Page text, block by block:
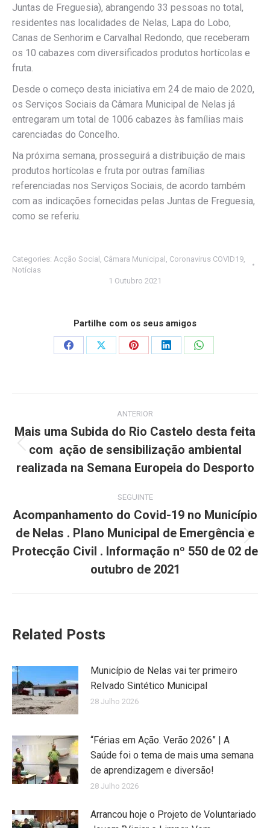
Juntas de Freguesia), abrangendo 33 pessoas no total,
residentes nas localidades de Nelas, Lapa do Lobo,
Canas de Senhorim e Carvalhal Redondo, que receberam
os 10 cabazes com diversificados produtos hortícolas e
fruta.
Desde o começo desta iniciativa em 24 de maio de 2020,
os Serviços Sociais da Câmara Municipal de Nelas já
entregaram um total de 1006 cabazes às famílias mais
carenciadas do Concelho.
Na próxima semana, prosseguirá a distribuição de mais
produtos hortícolas e fruta por outras famílias
referenciadas nos Serviços Sociais, de acordo também
com as indicações fornecidas pelas Juntas de Freguesia,
como se referiu.
Categories: Acção Social , Câmara Municipal , Coronavirus COVID19,
Notícias
1 Outubro 2021
Partilhe com os seus amigos
Share
Share
Share
Share
Share
navigation
ANTERIOR
Previous
post:
Mais uma Subida do Rio Castelo desta feita
com ação de sensibilização ambiental
realizada na Semana Europeia do Desporto
SEGUINTE
Next
post:
Acompanhamento do Covid-19 no Município
de Nelas . Plano Municipal de Emergência e
Protecção Civil . Informação nº 550 de 02 de
outubro de 2021
Related Posts
Município de Nelas vai ter primeiro
Relvado Sintético Municipal
28 Julho 2026
“Férias em Ação. Verão 2026” | A
Saúde foi o tema de mais uma semana
de aprendizagem e diversão!
28 Julho 2026
Arrancou hoje o Projeto de Voluntariado